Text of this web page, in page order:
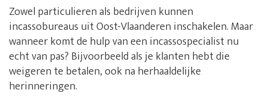
Zowel particulieren als bedrijven kunnen
incassobureaus uit Oost-Vlaanderen inschakelen. Maar
wanneer komt de hulp van een incassospecialist nu
echt van pas? Bijvoorbeeld als je klanten hebt die
weigeren te betalen, ook na herhaaldelijke
herinneringen.